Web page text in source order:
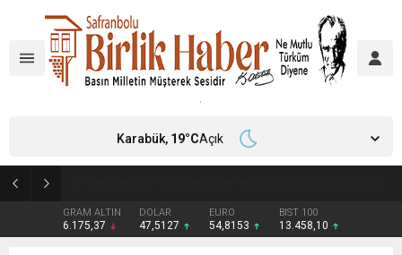
GRAM ALTIN
6.175,37
DOLAR
47,5127
EURO
54,8153
BIST 100
13.458,10
Karabük, 19°CAçık